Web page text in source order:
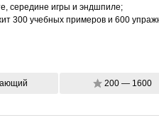
середине игры и эндшпиле;
300 учебных примеров и 600
200 — 1600